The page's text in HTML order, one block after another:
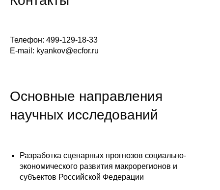
Материалы
Конкурсы и вакансии
Телефон: 499-129-18-33
E-mail: kyankov@ecfor.ru
Основные направления
научных исследований
Разработка сценарных прогнозов социально-
экономического развития макрорегионов и
субъектов Российской Федерации